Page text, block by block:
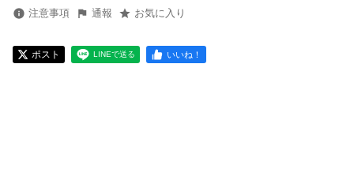
注意事項 通報 お気に入り
ポスト LINEで送る いいね！